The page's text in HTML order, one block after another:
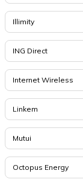
Illimity
ING Direct
Internet Wireless
Linkem
Mutui
Octopus Energy